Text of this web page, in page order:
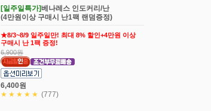
[일주일특가]베나레스 인도커리/난
(4만원이상 구매시 난1팩 랜덤증정)
★8/3~8/9 일주일만! 최대 8% 할인+4만원 이상
구매시 난 1팩 증정!
6,900원
6,400원
★★★★★ (777)